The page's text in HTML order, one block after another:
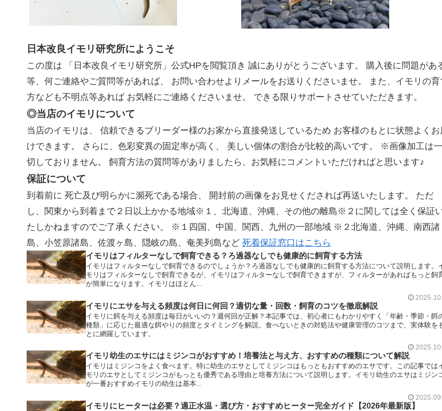
日本改良イモリ研究所にようこそ
この度は 「日本改良イモリ研究所」公式HPを閲覧頂き 誠にありがとうございます。 購入後に問題があ
等、何ご連絡やご質問等があれば、 お問い合わせよりメールをお送りくださいませ。 また、イモリの育
方なども不明点等あれば お気軽にご連絡くださいませ。 できる限りサポートさせていただきます。
◎当店のイモリについて
当店のイモリは、 信頼できるブリーダー様のお家から直接発送しているため お客様のもとに状態よくお
けできます。 さらに、色彩変異の固定率が高く、 美しい個体の割合が比較的高いです。 ※画像加工は一
切しておりません。 飼育方法の質問等がありましたら、お気軽にコメントいただければと思います♪
保証について
到着前に 死亡及び明らかに瀕死である場合、 開封前の画像をお見せくだされば再送いたします。 ただ
し、関東から到着まで２日以上かかる地域※１、北海道、沖縄、その他の離島※２に関しては全く保証
たしかねますのでご了承ください。 ※１四国、中国、関西、九州の一部地域 ※２北海道、沖縄、南西諸
島、小笠原諸島、佐渡ヶ島、隠岐の島、奄美列島など 死着保証窓口はこちら
イモリはフィルターなしで飼育できる？ろ過器なしでも健康的に飼育する方法
イモリはフィルターなしで飼育できるのでしょうか？ろ過器なしでも健康的に飼育する方法について説明します。
モリはフィルターなしで飼育できるが、イモリはフィルターなしで飼育できますが、フィルターがあればもっと飼
が簡単になります。イモリはほとん...
イモリにエサを与える頻度は何日に何回？適切な量・回数・飼育のコツを徹底解説
イモリに餌を与える頻度は毎日がいいの？週何回が正解？本記事では、初心者にもわかりやすく「年齢・季節・餌
種類」に応じた最適な餌やりの頻度とタイミングを解説。食べないときの対処法や健康管理のコツまで、実体験を
とに網羅しています。
イモリ幼生のエサにはミジンコがおすすめ！培養法と与え方、おすすめの種類について解説
イモリはミジンコをよく食べます。特に幼生のエサとしてミジンコはもっともおすすめのエサです。この記事では
モリのエサとしてミジンコがもっとも優秀である理由と培養方法について説明します。イモリ幼生のエサはミジン
が一番おすすめイモリの幼生は基本...
イモリにヒーターは必要？適正水温・選び方・おすすめヒーター完全ガイド【2026年最新版】